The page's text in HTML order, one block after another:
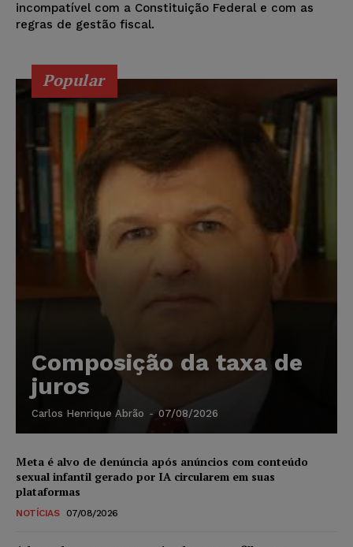
incompatível com a Constituição Federal e com as
regras de gestão fiscal.
Popular
Composição da taxa de
juros
Carlos Henrique Abrão - 07/08/2026
Meta é alvo de denúncia após anúncios com conteúdo
sexual infantil gerado por IA circularem em suas
plataformas
NOTÍCIAS 07/08/2026